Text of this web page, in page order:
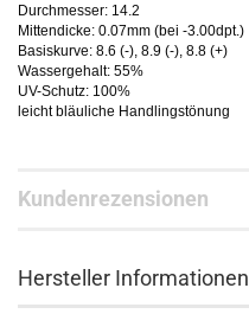
Durchmesser: 14.2
Mittendicke: 0.07mm (bei -3.00dpt.)
Basiskurve: 8.6 (-), 8.9 (-), 8.8 (+)
Wassergehalt: 55%
UV-Schutz: 100%
leicht bläuliche Handlingstönung
Kundenrezensionen
Hersteller Informationen